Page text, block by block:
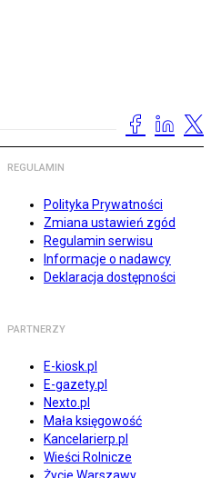
REGULAMIN
Polityka Prywatności
Zmiana ustawień zgód
Regulamin serwisu
Informacje o nadawcy
Deklaracja dostępności
PARTNERZY
E-kiosk.pl
E-gazety.pl
Nexto.pl
Mała księgowość
Kancelarierp.pl
Wieści Rolnicze